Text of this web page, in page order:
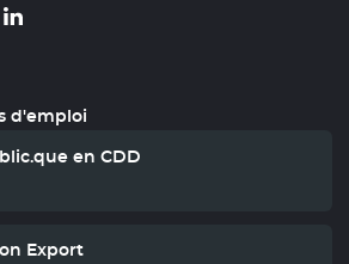
Xsur Facebook
sur Youtube
fenêtre
nous sur Instagram
fenêtre
Retrouvez nous sur Linkedin
- Nouvelle fenêtre
d'emploi
en CDD
Export